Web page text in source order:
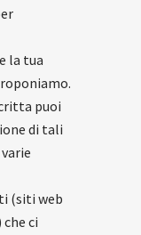
la tua
puoi
di tali
(siti web
ci